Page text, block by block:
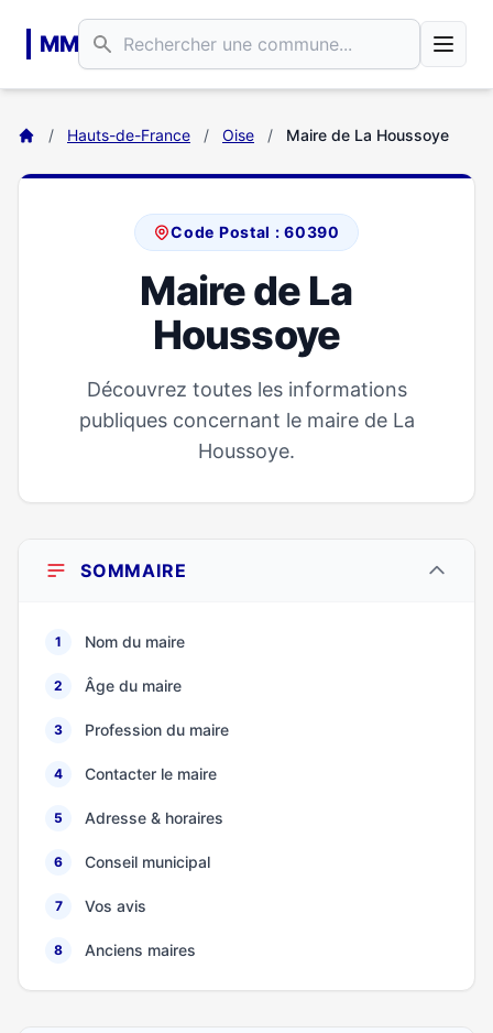
MM
/ Hauts-de-France / Oise / Maire de La Houssoye
Code Postal : 60390
Maire de La
Houssoye
Découvrez toutes les informations
publiques concernant le maire de La
Houssoye.
SOMMAIRE
1 Nom du maire
2 Âge du maire
3 Profession du maire
4 Contacter le maire
5 Adresse & horaires
6 Conseil municipal
7 Vos avis
8 Anciens maires